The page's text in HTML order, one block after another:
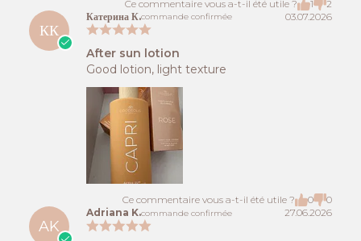
Ce commentaire vous a-t-il été utile ? 1 2
КК
Катерина К.commande confirmée 03.07.2026
After sun lotion
Good lotion, light texture
Ce commentaire vous a-t-il été utile ? 0 0
AK
Adriana K.commande confirmée 27.06.2026